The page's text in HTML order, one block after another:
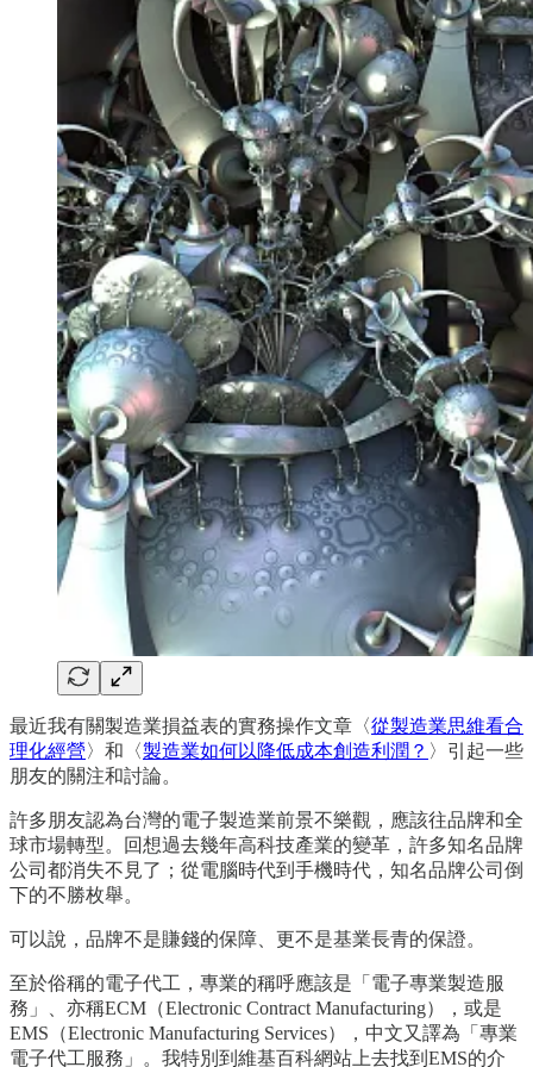
最近我有關製造業損益表的實務操作文章〈從製造業思維看合
理化經營〉和〈製造業如何以降低成本創造利潤？ 〉引起一些
朋友的關注和討論。
許多朋友認為台灣的電子製造業前景不樂觀，應該往品牌和全
球市場轉型。回想過去幾年高科技產業的變革，許多知名品牌
公司都消失不見了；從電腦時代到手機時代，知名品牌公司倒
下的不勝枚舉。
可以說，品牌不是賺錢的保障、更不是基業長青的保證。
至於俗稱的電子代工，專業的稱呼應該是「電子專業製造服
務」、亦稱ECM（Electronic Contract Manufacturing），或是
EMS（Electronic Manufacturing Services），中文又譯為「專業
電子代工服務」。我特別到維基百科網站上去找到EMS的介